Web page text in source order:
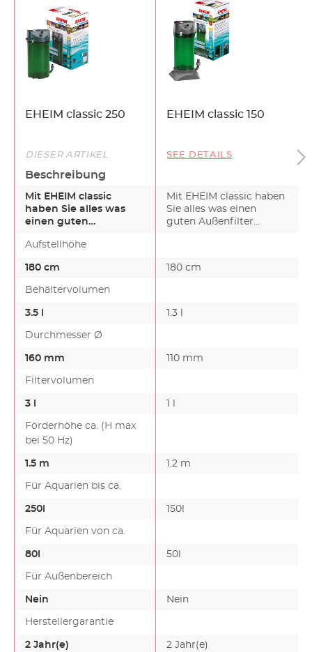
EHEIM classic 250 EHEIM classic 150
DIESER ARTIKEL SEE DETAILS
Beschreibung
Mit EHEIM classic
haben Sie alles was
einen guten
Mit der Wa…
Mit EHEIM classic haben
Sie alles was einen
guten Außenfilter
Aufstellhöhe
180 cm 180 cm
Behältervolumen
3.5 l 1.3 l
Durchmesser Ø
160 mm 110 mm
Filtervolumen
3 l
Förderhöhe ca. (H max
bei 50 Hz)
1.5 m 1.2 m
Für Aquarien bis ca.
250l 150l
Für Aquarien von ca.
80l 50l
Für Außenbereich
Nein Nein
Herstellergarantie
2 Jahr(e) 2 Jahr(e)